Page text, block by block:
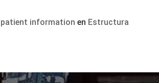
information en Estructura